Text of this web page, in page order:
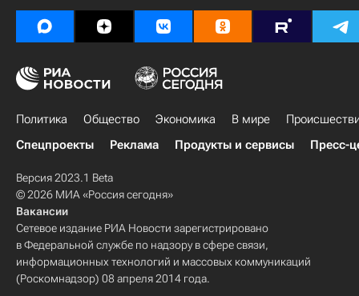
Политика Общество Экономика В мире
Спецпроекты
Реклама Продукты и сервисы Пресс-
Версия 2023.1 Beta
© 2026 МИА «Россия сегодня»
Вакансии
Сетевое издание РИА Новости зарегистрировано
в Федеральной службе по надзору в сфере связи,
информационных технологий и массовых коммуникаций
(Роскомнадзор) 08 апреля 2014 года.